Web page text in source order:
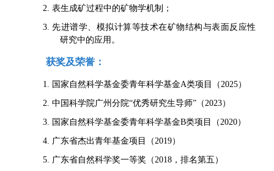
2. 表生成矿过程中的矿物学机制；
3. 先进谱学、模拟计算等技术在矿物结构与表面反应性
研究中的应用。
获奖及荣誉：
1. 国家自然科学基金委青年科学基金A类项目（2025）
2. 中国科学院广州分院“优秀研究生导师”（2023）
3. 国家自然科学基金委青年科学基金B类项目（2020）
4. 广东省杰出青年基金项目（2019）
5. 广东省自然科学奖一等奖（2018，排名第五）